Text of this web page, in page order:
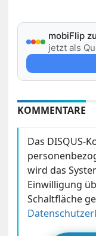
mobiFlip
jetzt als
KOMMENTARE
Das DISQUS-
wird das
Einwilligung
Schaltfläche